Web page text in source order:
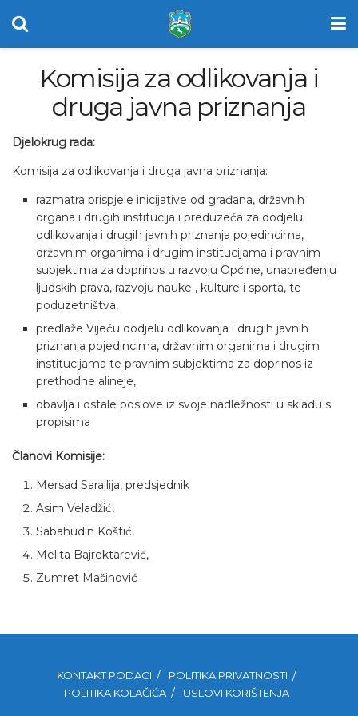
Komisija za odlikovanja i
druga javna priznanja
Djelokrug rada:
Komisija za odlikovanja i druga javna priznanja:
razmatra prispjele inicijative od građana, državnih
organa i drugih institucija i preduzeća za dodjelu
odlikovanja i drugih javnih priznanja pojedincima,
državnim organima i drugim institucijama i pravnim
subjektima za doprinos u razvoju Općine, unapređenju
ljudskih prava, razvoju nauke , kulture i sporta, te
poduzetništva,
predlaže Vijeću dodjelu odlikovanja i drugih javnih
priznanja pojedincima, državnim organima i drugim
institucijama te pravnim subjektima za doprinos iz
prethodne alineje,
obavlja i ostale poslove iz svoje nadležnosti u skladu s
propisima
Članovi Komisije:
Mersad Sarajlija, predsjednik
Asim Veladžić,
Sabahudin Koštić,
Melita Bajrektarević,
Zumret Mašinović
KONTAKT PODACI
POLITIKA PRIVATNOSTI
POLITIKA KOLAČIĆA
USLOVI KORIŠTENJA